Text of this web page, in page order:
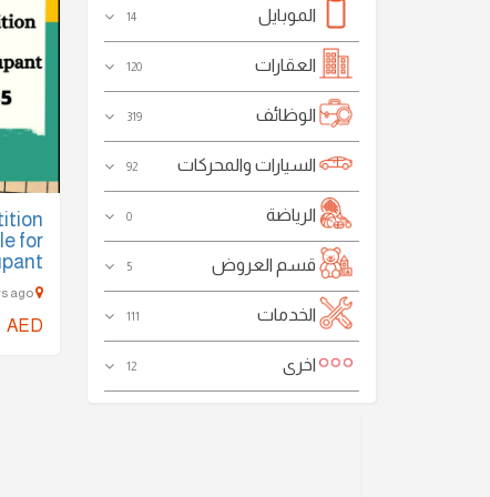
الموبايل 14
العقارات 120
الوظائف 319
السيارات والمحركات 92
الرياضة 0
قسم العروض 5
الخدمات 111
اخرى 12
for
sharjah - 1704 Days ago
AED